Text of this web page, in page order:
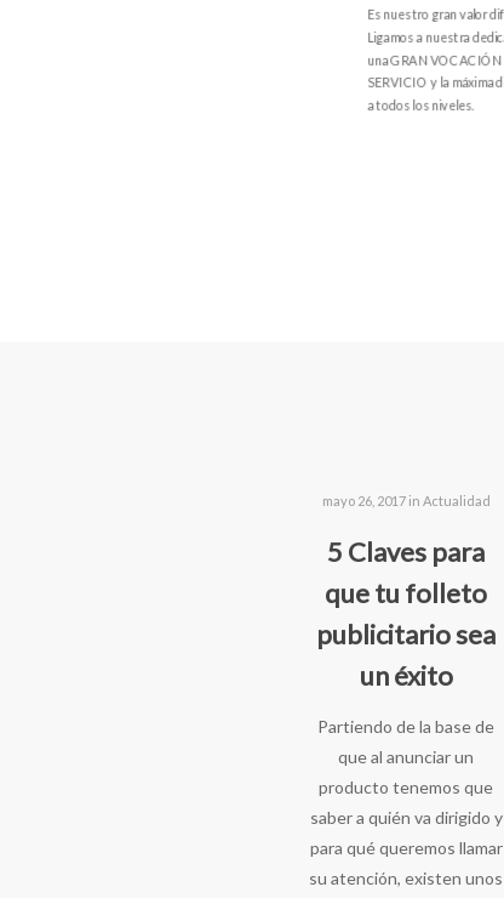
Es nuestro gran valor
Ligamos a nuestra
una GRAN VOCACIÓN
SERVICIO y la máxima
a todos los niveles.
mayo 26, 2017 in Actualidad
5 Claves para
que tu folleto
publicitario sea
un éxito
Partiendo de la base de
que al anunciar un
producto tenemos que
saber a quién va dirigido y
para qué queremos llamar
su atención, existen unos
Somos la